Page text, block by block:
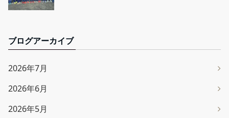
ブログアーカイブ
2026年7月
2026年6月
2026年5月